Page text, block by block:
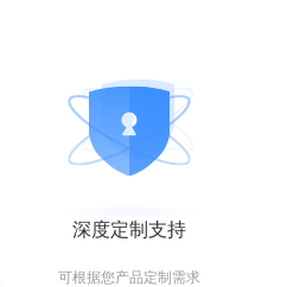
深度定制支持
可根据您产品定制需求